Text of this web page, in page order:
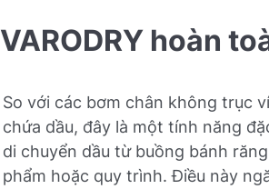
VARODRY hoàn
So với các bơm chân không trục
chứa dầu, đây là một tính năng
di chuyển dầu từ buồng bánh
phẩm hoặc quy trình. Điều này